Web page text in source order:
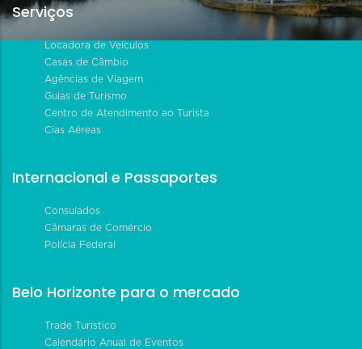
Serviços
Locadora de Veículos
Casas de Câmbio
Agências de Viagem
Guias de Turismo
Centro de Atendimento ao Turista
Cias Aéreas
Internacional e Passaportes
Consulados
Câmaras de Comércio
Polícia Federal
Belo Horizonte para o mercado
Trade Turístico
Calendário Anual de Eventos